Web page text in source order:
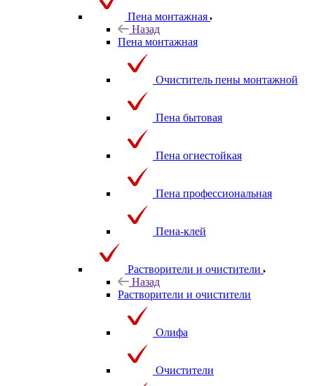
Пена монтажная
Назад
Пена монтажная
Очиститель пены монтажной
Пена бытовая
Пена огнестойкая
Пена профессиональная
Пена-клей
Растворители и очистители
Назад
Растворители и очистители
Олифа
Очистители